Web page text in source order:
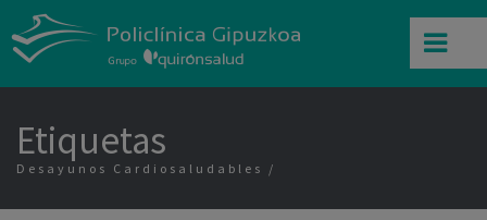
Etiquetas
Desayunos Cardiosaludables